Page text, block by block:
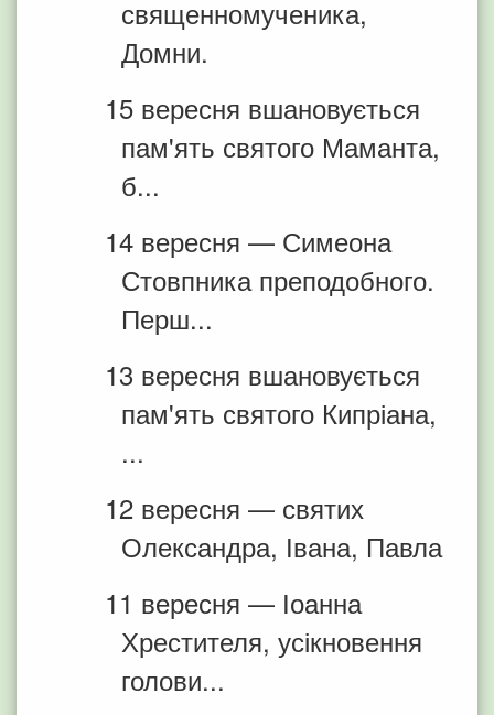
священномученика,
Домни.
15 вересня вшановується
пам'ять святого Маманта,
б...
14 вересня — Симеона
Стовпника преподобного.
Перш...
13 вересня вшановується
пам'ять святого Кипріана,
...
12 вересня — святих
Олександра, Івана, Павла
11 вересня — Іоанна
Хрестителя, усікновення
голови...